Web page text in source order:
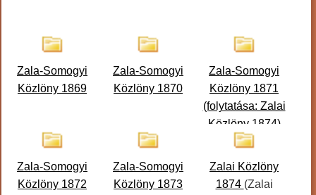
Zala-Somogyi
Közlöny 1869
Zala-Somogyi
Közlöny 1870
Zala-Somogyi
Közlöny 1871
(folytatása: Zalai
Közlöny 1874)
Zala-Somogyi
Közlöny 1872
Zala-Somogyi
Közlöny 1873
Zalai Közlöny
1874 (Zalai